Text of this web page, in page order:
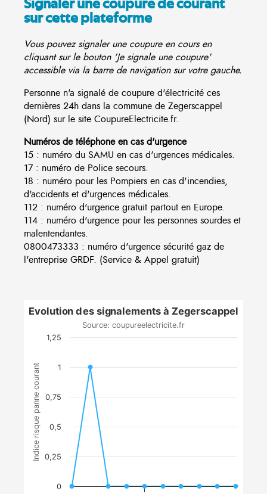
Signaler une coupure de courant
sur cette plateforme
Vous pouvez signaler une coupure en cours en
cliquant sur le bouton 'Je signale une coupure'
accessible via la barre de navigation sur votre gauche.
Personne n'a signalé de coupure d'électricité ces
dernières 24h dans la commune de Zegerscappel
(Nord) sur le site CoupureElectricite.fr.
Numéros de téléphone en cas d'urgence
15 : numéro du SAMU en cas d'urgences médicales.
17 : numéro de Police secours.
18 : numéro pour les Pompiers en cas d'incendies,
d'accidents et d'urgences médicales.
112 : numéro d'urgence gratuit partout en Europe.
114 : numéro d'urgence pour les personnes sourdes et
malentendantes.
0800473333 : numéro d'urgence sécurité gaz de
l'entreprise GRDF. (Service & Appel gratuit)
Indice risque panne courant
Evolution des signalements à Zegerscappel
Source: coupureelectricite.fr
0
0,25
0,5
0,75
1
1,25